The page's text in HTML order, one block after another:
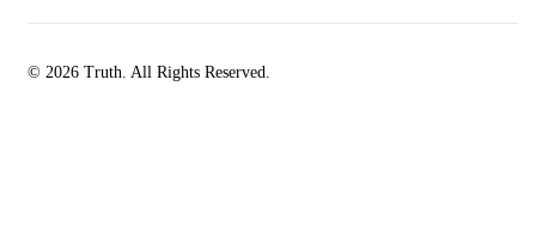
© 2026 Truth. All Rights Reserved.